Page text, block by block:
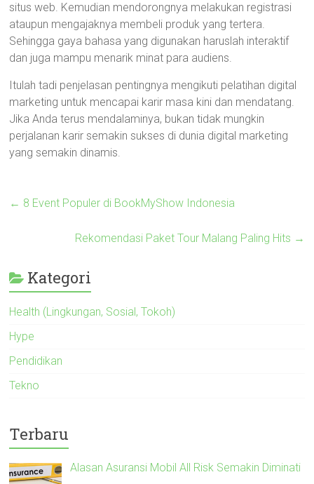
situs web. Kemudian mendorongnya melakukan registrasi
ataupun mengajaknya membeli produk yang tertera.
Sehingga gaya bahasa yang digunakan haruslah interaktif
dan juga mampu menarik minat para audiens.
Itulah tadi penjelasan pentingnya mengikuti pelatihan digital
marketing untuk mencapai karir masa kini dan mendatang.
Jika Anda terus mendalaminya, bukan tidak mungkin
perjalanan karir semakin sukses di dunia digital marketing
yang semakin dinamis.
← 8 Event Populer di BookMyShow Indonesia
Rekomendasi Paket Tour Malang Paling Hits →
Kategori
Health (Lingkungan, Sosial, Tokoh)
Hype
Pendidikan
Tekno
Terbaru
Alasan Asuransi Mobil All Risk Semakin Diminati